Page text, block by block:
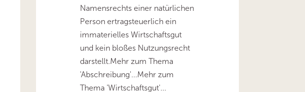
Namensrechts einer natürlichen
Person ertragsteuerlich ein
immaterielles Wirtschaftsgut
und kein bloßes Nutzungsrecht
darstellt.Mehr zum Thema
'Abschreibung'...Mehr zum
Thema 'Wirtschaftsgut'...